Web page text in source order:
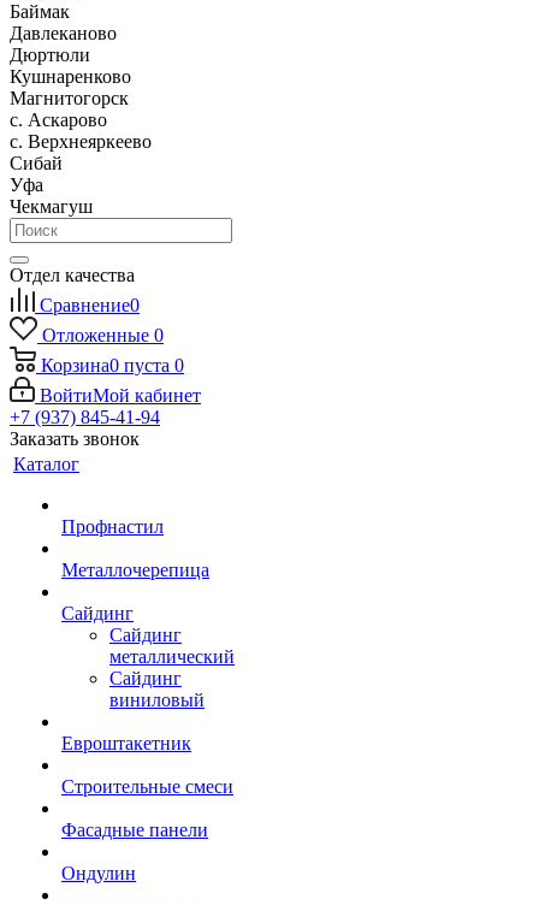
Баймак
Давлеканово
Дюртюли
Кушнаренково
Магнитогорск
с. Аскарово
с. Верхнеяркеево
Сибай
Уфа
Чекмагуш
Отдел качества
Сравнение0
Отложенные 0
Корзина0 пуста 0
ВойтиМой кабинет
+7 (937) 845-41-94
Заказать звонок
Каталог
Профнастил
Металлочерепица
Сайдинг
Сайдинг
металлический
Сайдинг
виниловый
Евроштакетник
Строительные смеси
Фасадные панели
Ондулин